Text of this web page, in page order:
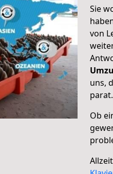
Sie
von
uns,
parat.
Ob